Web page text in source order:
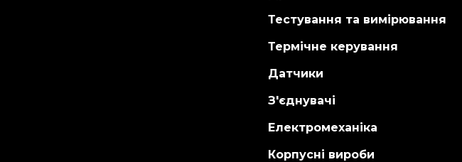
Тестування та вимірювання
Термічне керування
Датчики
З'єднувачі
Електромеханіка
Корпусні вироби